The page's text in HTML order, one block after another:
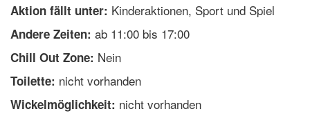
Aktion fällt unter: Kinderaktionen, Sport und Spiel
Andere Zeiten: ab 11:00 bis 17:00
Chill Out Zone: Nein
Toilette: nicht vorhanden
Wickelmöglichkeit: nicht vorhanden